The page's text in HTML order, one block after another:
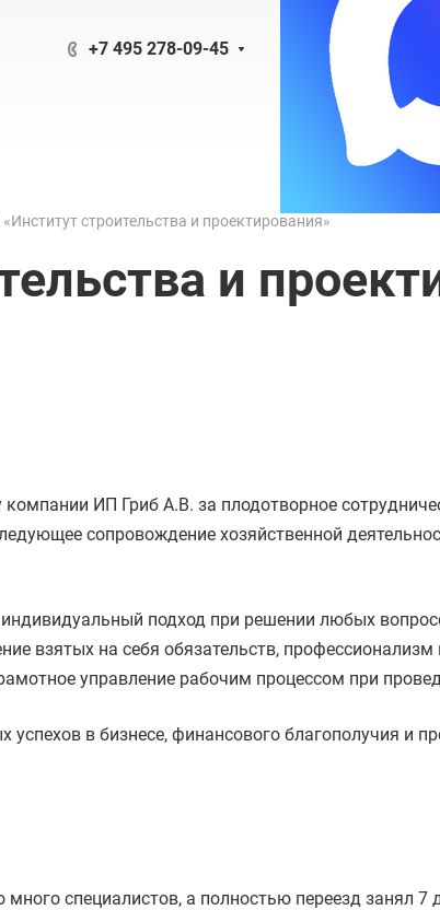
+7 495 278-09-45
строительства и проектирования»
и
ИП Гриб А.В. за плодотворное
сопровождение хозяйственной
подход при решении любых
взятых на себя обязательств, профессионализм
управление рабочим процессом при
в бизнесе, финансового благополучия и
специалистов, а полностью переезд занял